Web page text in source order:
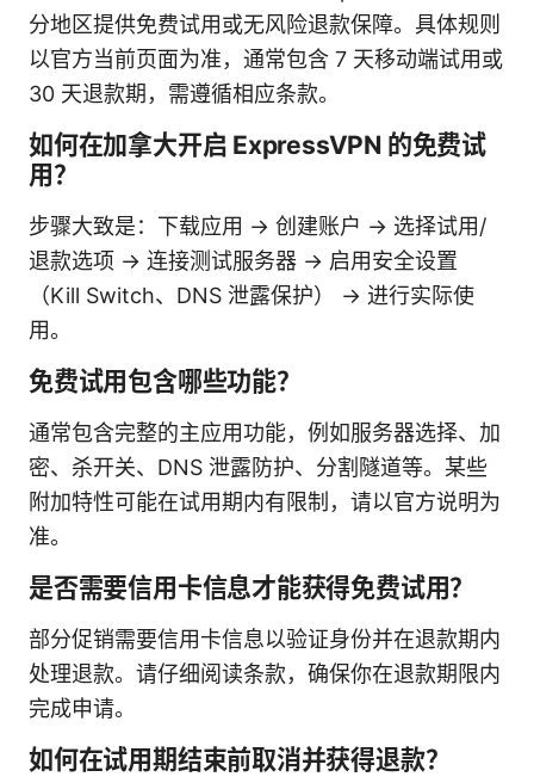
分地区提供免费试用或无风险退款保障。具体规则
以官方当前页面为准，通常包含 7 天移动端试用或
30 天退款期，需遵循相应条款。
如何在加拿大开启 ExpressVPN 的免费试
用？
步骤大致是：下载应用 → 创建账户 → 选择试用/
退款选项 → 连接测试服务器 → 启用安全设置
（Kill Switch、DNS 泄露保护） → 进行实际使
用。
免费试用包含哪些功能？
通常包含完整的主应用功能，例如服务器选择、加
密、杀开关、DNS 泄露防护、分割隧道等。某些
附加特性可能在试用期内有限制，请以官方说明为
准。
是否需要信用卡信息才能获得免费试用？
部分促销需要信用卡信息以验证身份并在退款期内
处理退款。请仔细阅读条款，确保你在退款期限内
完成申请。
如何在试用期结束前取消并获得退款？